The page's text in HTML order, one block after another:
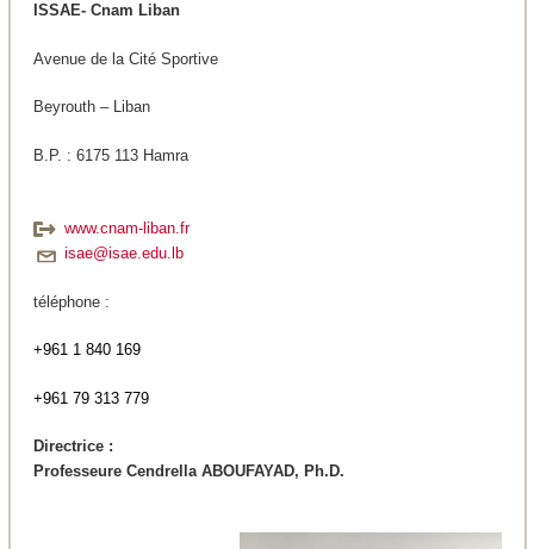
ISSAE- Cnam Liban
Avenue de la Cité Sportive
Beyrouth – Liban
B.P. : 6175 113 Hamra
www.cnam-liban.fr
isae@isae.edu.lb
téléphone :
+961 1 840 169
+961 79 313 779
Directrice :
Professeure Cendrella ABOUFAYAD, Ph.D.